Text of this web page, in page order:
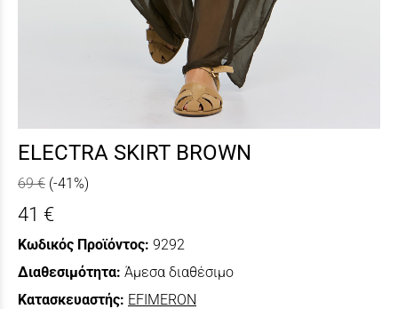
ELECTRA SKIRT BROWN
69 € (-41%)
41 €
Κωδικός Προϊόντος: 9292
Διαθεσιμότητα: Άμεσα διαθέσιμο
Κατασκευαστής: EFIMERON